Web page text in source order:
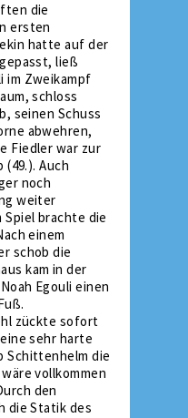
die
ersten
hatte auf der
ließ
im Zweikampf
schloss
seinen Schuss
abwehren,
Fiedler war zur
Auch
noch
weiter
Spiel brachte die
einem
schob die
kam in der
Egouli einen
zückte sofort
sehr harte
Schittenhelm die
vollkommen
den
die Statik des